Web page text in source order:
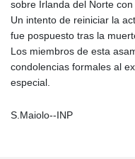
sobre Irlanda del Norte con
Un intento de reiniciar la
fue pospuesto tras la
Los miembros de esta
condolencias formales al
especial.
S.Maiolo--INP